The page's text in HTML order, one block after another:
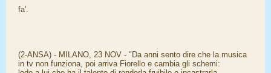
fa'.
(2-ANSA) - MILANO, 23 NOV - "Da anni sento dire che la musica
in tv non funziona, poi arriva Fiorello e cambia gli schemi: